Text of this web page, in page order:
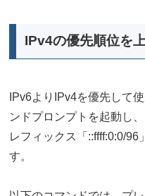
IPv4の優先順位を
IPv6よりIPv4を優先して
ンドプロンプトを起動し
レフィックス「::ffff:0:0/96
す。